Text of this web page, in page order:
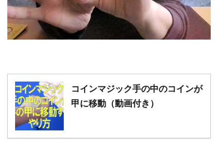
コインマジック手の中のコインが
甲に移動（動画付き）